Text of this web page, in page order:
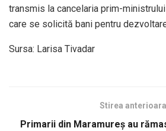
transmis la cancelaria prim-
care se solicită bani pentru
Sursa: Larisa Tivadar
Stirea anterioara
Primarii din Maramureş au